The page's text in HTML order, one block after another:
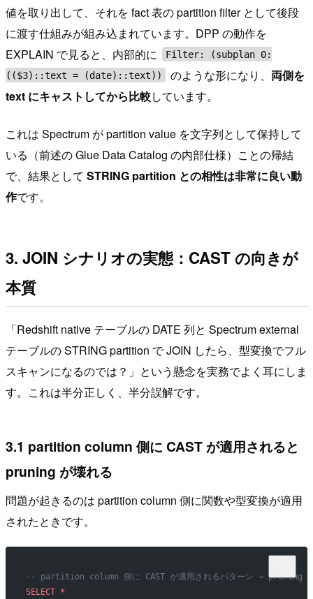
値を取り出して、それを fact 表の partition filter として後段
に渡す仕組みが組み込まれています。DPP の動作を
EXPLAIN で見ると、内部的に
Filter: (subplan 0:
(($3)::text = (date)::text))
のような形になり、 両側を
text にキャストしてから比較しています。
これは Spectrum が partition value を文字列として保持して
いる（前述の Glue Data Catalog の内部仕様）ことの帰結
で、結果として STRING partition との相性は非常に良い動
作です。
3. JOIN シナリオの実態：CAST の向きが
本質
「Redshift native テーブルの DATE 列と Spectrum external
テーブルの STRING partition で JOIN したら、型変換でフル
スキャンになるのでは？」という懸念を実務でよく耳にしま
す。これは半分正しく、半分誤解です。
3.1 partition column 側に CAST が適用されると
pruning が壊れる
問題が起きるのは partition column 側に関数や型変換が適用
されたときです。
-- partition column 側に CAST が適用されるパターン → pruning
SELECT *